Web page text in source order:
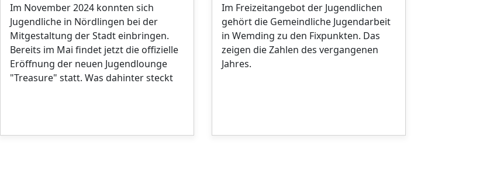
Im November 2024 konnten sich
Jugendliche in Nördlingen bei der
Mitgestaltung der Stadt einbringen.
Bereits im Mai findet jetzt die offizielle
Eröffnung der neuen Jugendlounge
"Treasure" statt. Was dahinter steckt
Im Freizeitangebot der Jugendlichen
gehört die Gemeindliche Jugendarbeit
in Wemding zu den Fixpunkten. Das
zeigen die Zahlen des vergangenen
Jahres.